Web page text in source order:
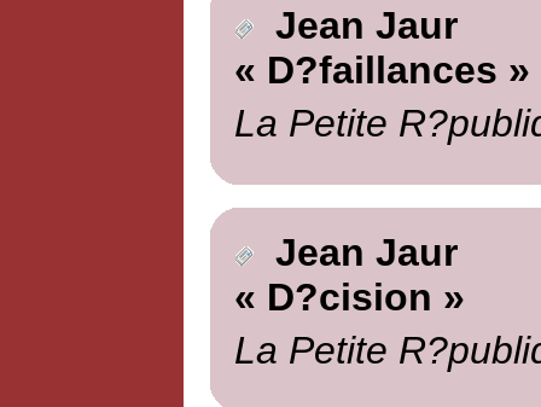
Jean Jaur
« D?faillances »
La Petite
Jean Jaur
« D?cision »
La Petite